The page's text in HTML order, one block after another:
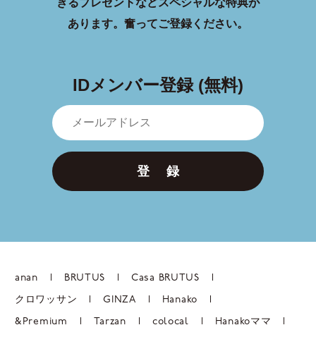
きるプレゼントなどスペシャルな特典が
あります。 奮ってご登録ください。
IDメンバー登録 (無料)
登 録
anan BRUTUS Casa BRUTUS
クロワッサン GINZA Hanako
&Premium Tarzan colocal Hanakoママ